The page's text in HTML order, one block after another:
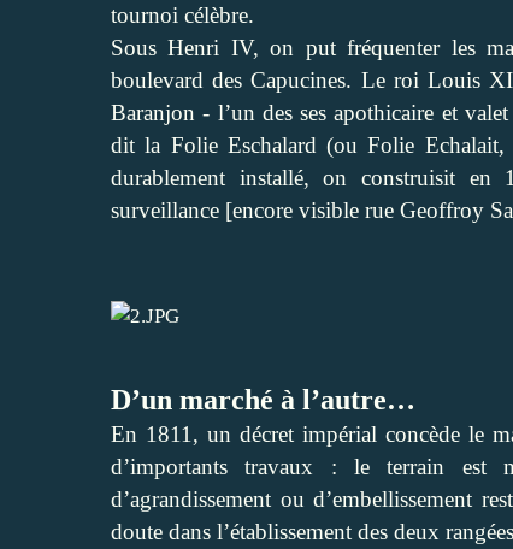
tournoi célèbre.
Sous Henri IV, on put fréquenter les
boulevard des Capucines. Le roi Louis
Baranjon - l’un des ses apothicaire et
dit la Folie Eschalard (ou Folie
durablement installé, on construisit
surveillance [encore visible rue Geoffroy
D’un marché à l’autre…
En 1811, un décret impérial concède le
d’importants travaux : le terrain est
d’agrandissement ou d’embellissement
doute dans l’établissement des deux